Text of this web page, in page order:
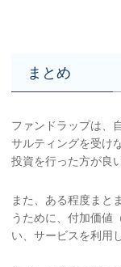
まとめ
ファンドラップは、
サルティングを受け
投資を行った方が良
また、ある程度まと
うために、付加価値
い、サービスを利用